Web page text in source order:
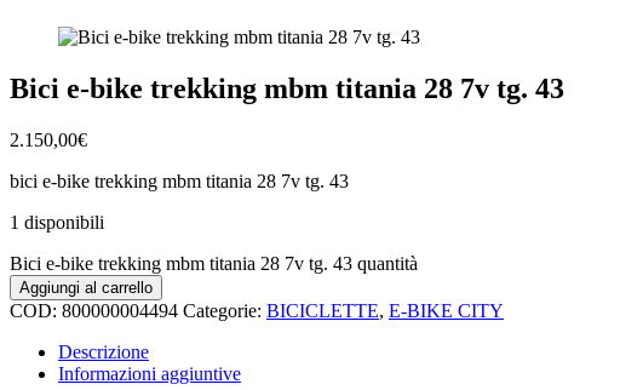
Bici e-bike trekking mbm titania 28 7v tg. 43
2.150,00€
bici e-bike trekking mbm titania 28 7v tg. 43
1 disponibili
Bici e-bike trekking mbm titania 28 7v tg. 43 quantità
Aggiungi al carrello
COD: 800000004494 Categorie: BICICLETTE, E-BIKE CITY
Descrizione
Informazioni aggiuntive